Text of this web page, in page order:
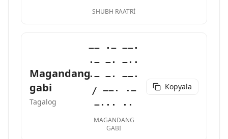
SHUBH RAATRI
Magandang
gabi
Tagalog
−− ·− −−·
·− −· −··
·− −· −−·
/ −−· ·−
−··· ··
MAGANDANG
GABI
Kopyala